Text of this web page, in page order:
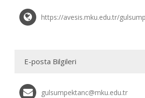
https://avesis.mku.edu.tr/
E-posta Bilgileri
gulsumpektanc@mku.edu.tr